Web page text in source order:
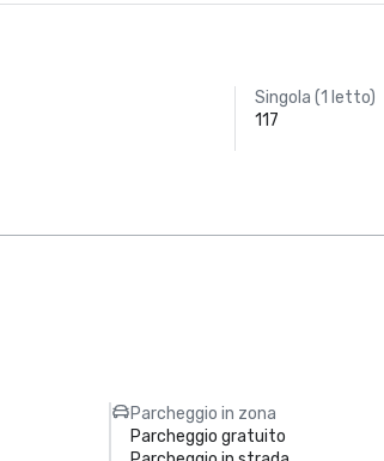
Singola (1 letto)
117
Parcheggio in zona
Parcheggio gratuito